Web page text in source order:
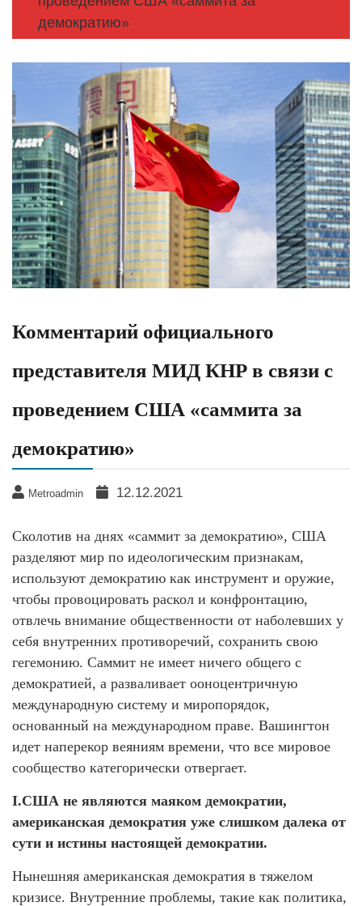
демократию»
Комментарий официального
представителя МИД КНР в связи с
проведением США «саммита за
демократию»
Metroadmin 12.12.2021
Сколотив на днях «саммит за демократию», США
разделяют мир по идеологическим признакам,
используют демократию как инструмент и оружие,
чтобы провоцировать раскол и конфронтацию,
отвлечь внимание общественности от наболевших у
себя внутренних противоречий, сохранить свою
гегемонию. Саммит не имеет ничего общего с
демократией, а разваливает ооноцентричную
международную систему и миропорядок,
основанный на международном праве. Вашингтон
идет наперекор веяниям времени, что все мировое
сообщество категорически отвергает.
I.США не являются маяком демократии,
американская демократия уже слишком далека от
сути и истины настоящей демократии.
Нынешняя американская демократия в тяжелом
кризисе. Внутренние проблемы, такие как политика,